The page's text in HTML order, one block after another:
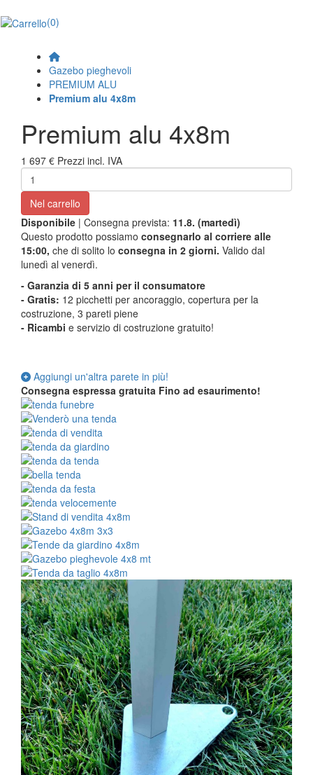
(0)
Gazebo pieghevoli
PREMIUM ALU
Premium alu 4x8m
Premium alu 4x8m
1 697 € Prezzi incl. IVA
Nel carrello
Disponibile | Consegna prevista: 11.8. (martedì)
Questo prodotto possiamo consegnarlo al corriere alle
15:00, che di solito lo consegna in 2 giorni. Valido dal
lunedì al venerdì.
- Garanzia di 5 anni per il consumatore
- Gratis: 12 picchetti per ancoraggio, copertura per la
costruzione, 3 pareti piene
- Ricambi e servizio di costruzione gratuito!
Aggiungi un'altra parete in più!
Consegna espressa gratuita Fino ad esaurimento!